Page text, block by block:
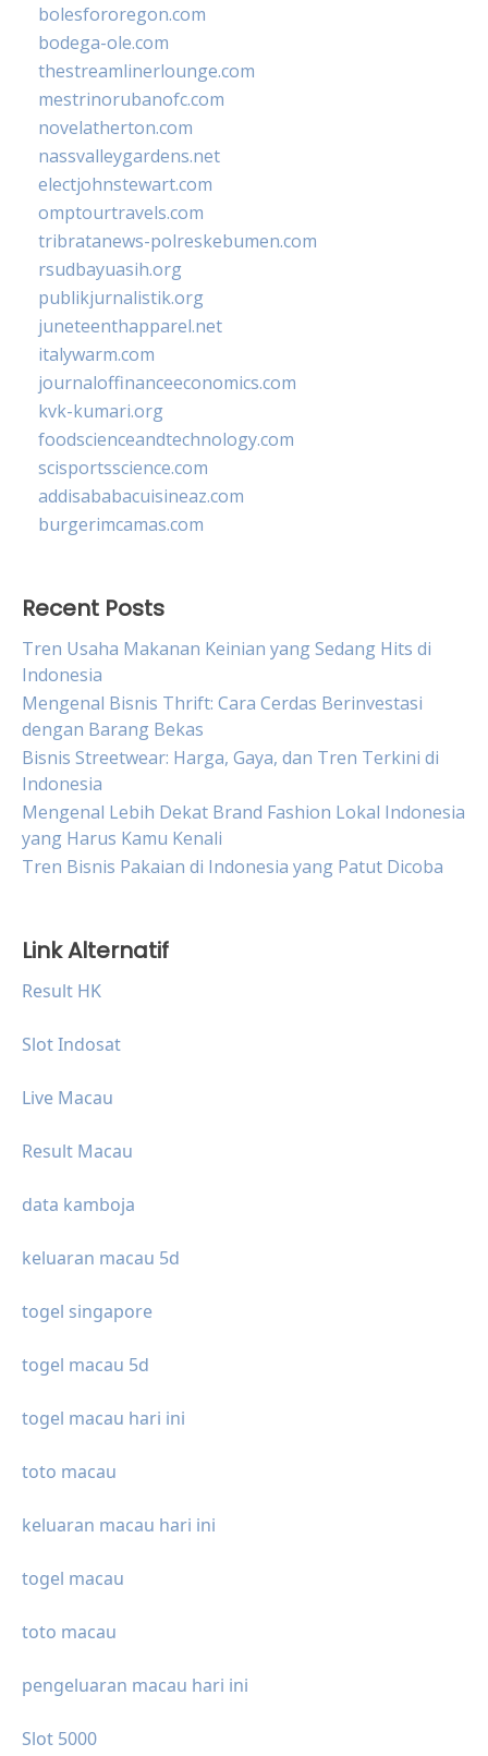
bolesfororegon.com
bodega-ole.com
thestreamlinerlounge.com
mestrinorubanofc.com
novelatherton.com
nassvalleygardens.net
electjohnstewart.com
omptourtravels.com
tribratanews-polreskebumen.com
rsudbayuasih.org
publikjurnalistik.org
juneteenthapparel.net
italywarm.com
journaloffinanceeconomics.com
kvk-kumari.org
foodscienceandtechnology.com
scisportsscience.com
addisababacuisineaz.com
burgerimcamas.com
Recent Posts
Tren Usaha Makanan Keinian yang Sedang Hits di
Indonesia
Mengenal Bisnis Thrift: Cara Cerdas Berinvestasi
dengan Barang Bekas
Bisnis Streetwear: Harga, Gaya, dan Tren Terkini di
Indonesia
Mengenal Lebih Dekat Brand Fashion Lokal Indonesia
yang Harus Kamu Kenali
Tren Bisnis Pakaian di Indonesia yang Patut Dicoba
Link Alternatif
Result HK
Slot Indosat
Live Macau
Result Macau
data kamboja
keluaran macau 5d
togel singapore
togel macau 5d
togel macau hari ini
toto macau
keluaran macau hari ini
togel macau
toto macau
pengeluaran macau hari ini
Slot 5000